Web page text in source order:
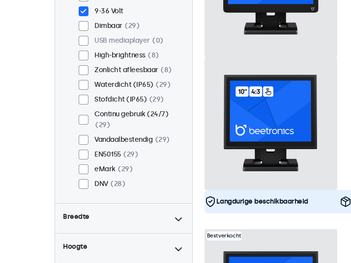
Inbouw
Rackmontage (19 inch)
VESA 75 x 75
17
VESA 100 x 100
9-36 Volt
Dimbaar
29
USB mediaplayer
0
High-brightness
8
Zonlicht afleesbaar
8
Waterdicht (IP65)
29
Stofdicht (IP65)
29
Continu gebruik (24/7)
29
Vandaalbestendig
29
EN50155
29
eMark
29
DNV
28
Breedte
Hoogte
Langdurige beschikbaarheid
Bestverkocht